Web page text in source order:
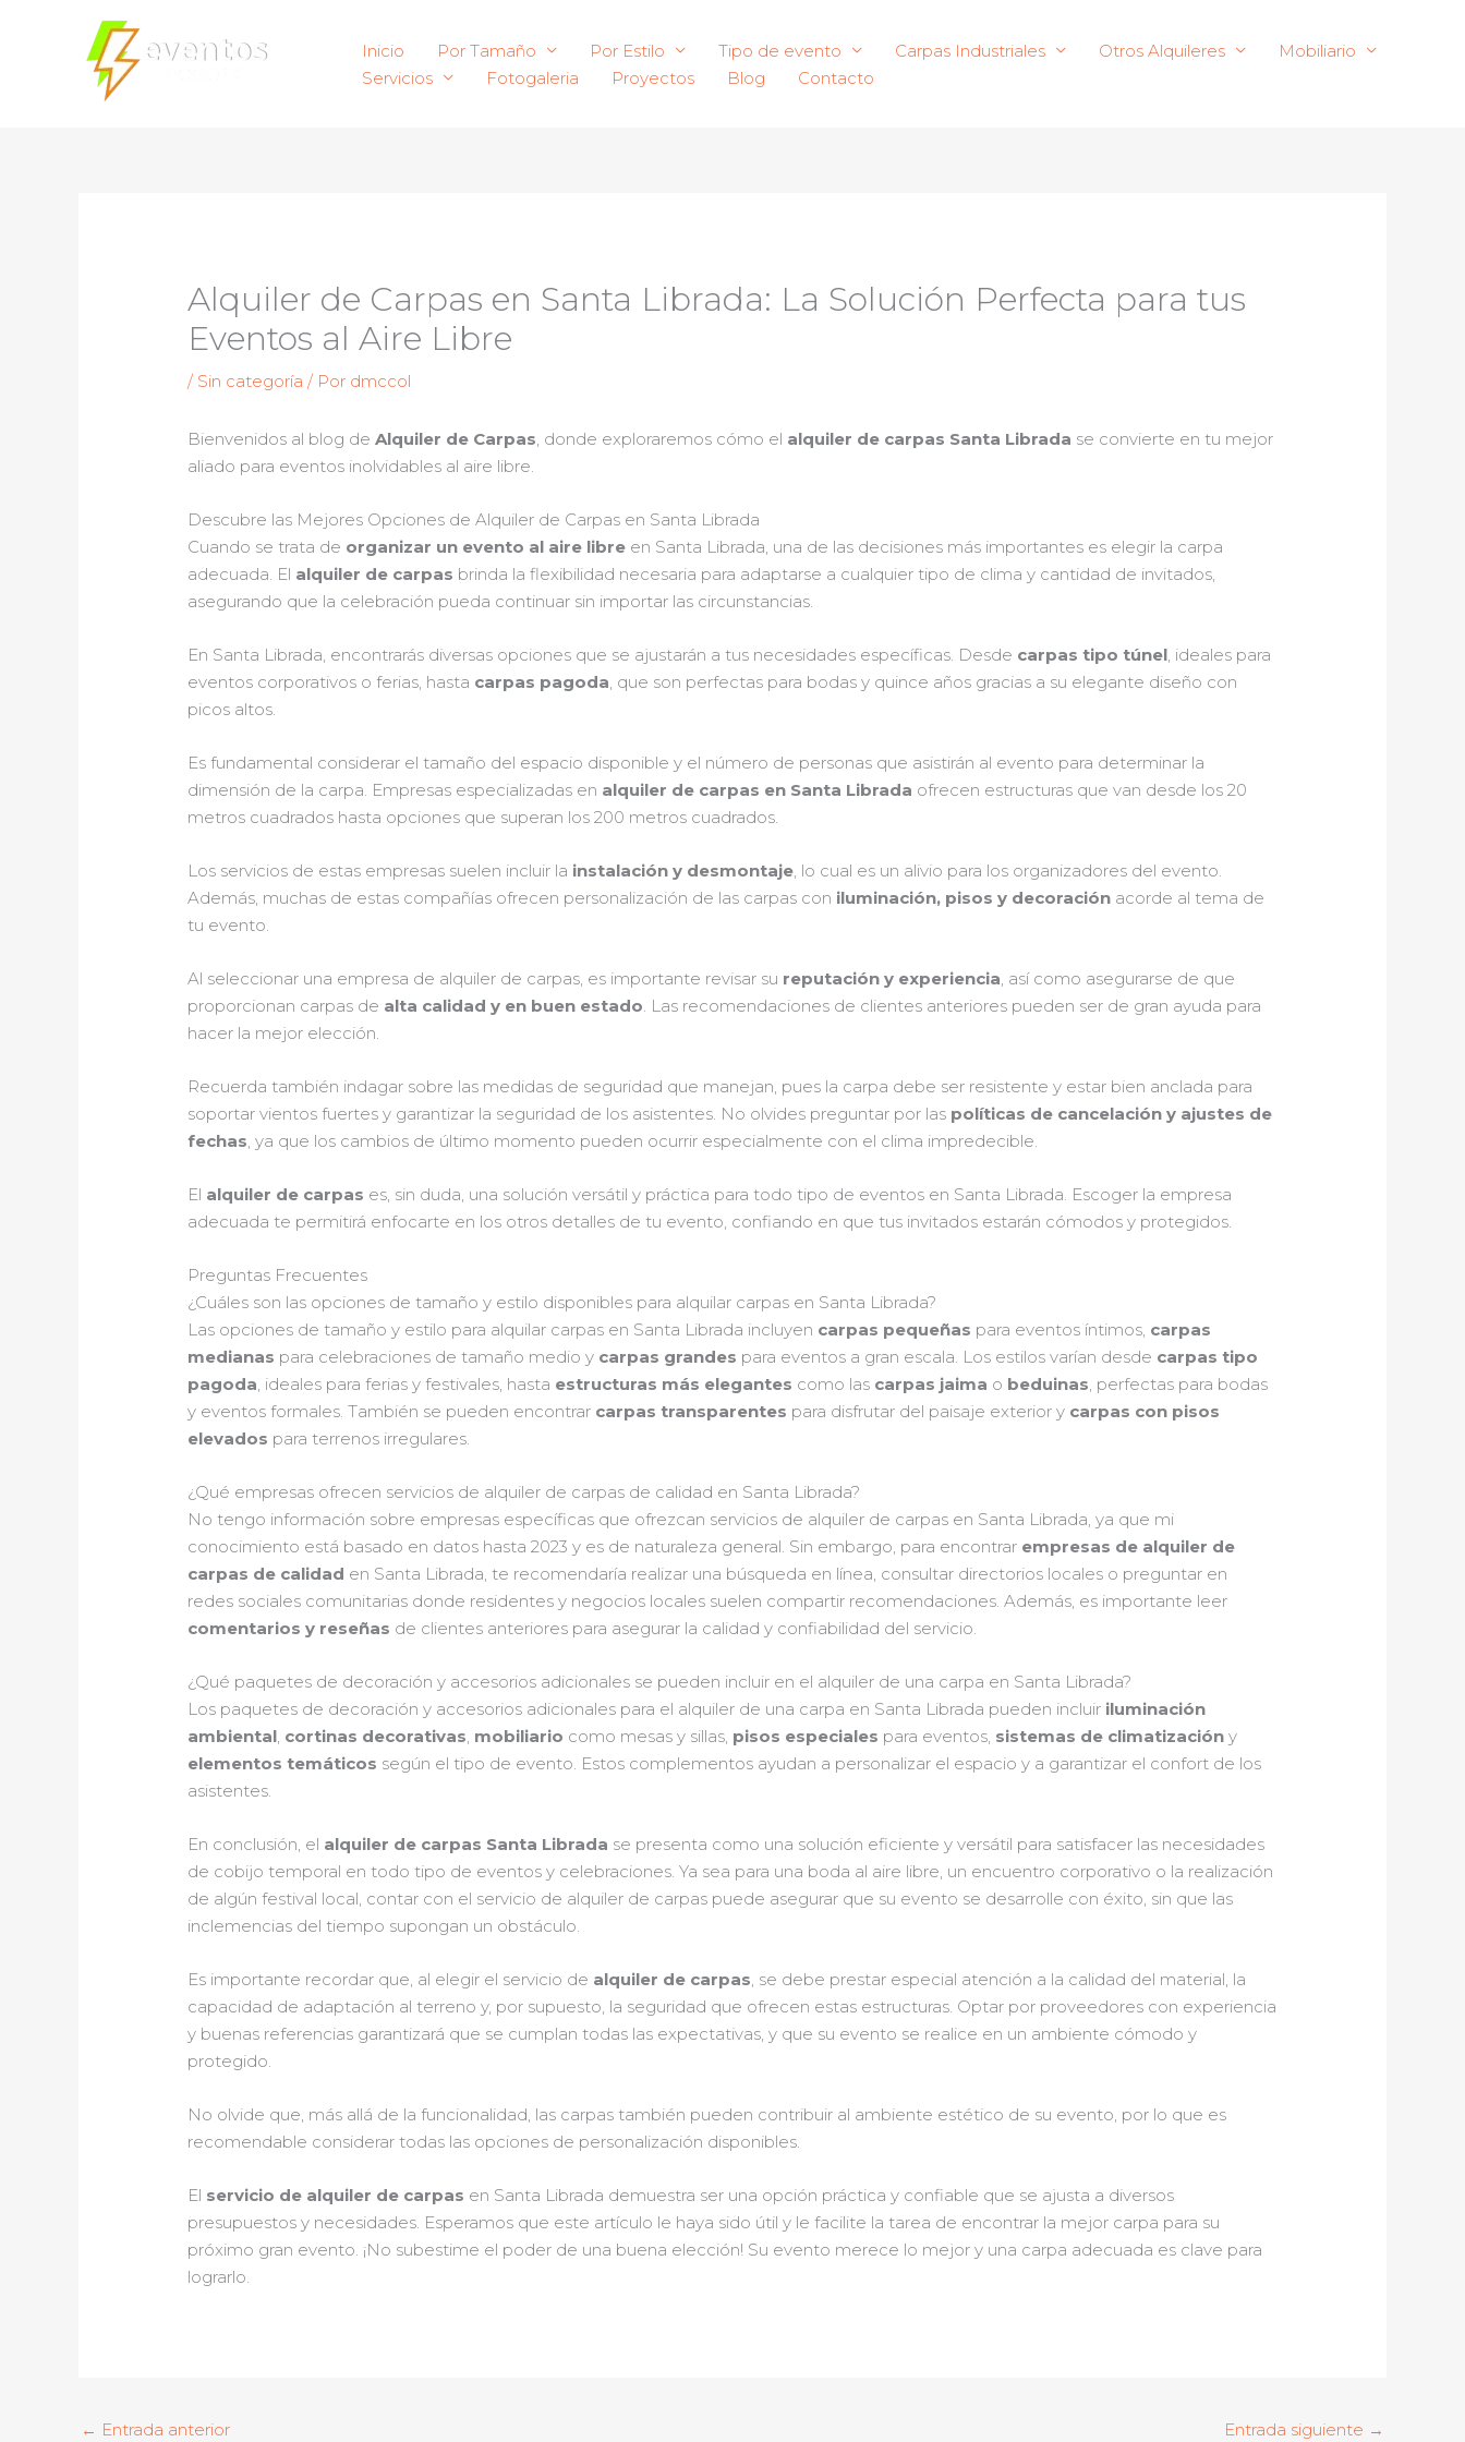
Inicio Por Tamaño Por Estilo Tipo de evento Carpas Industriales Otros Alquileres
Mobiliario
Servicios
Fotogaleria Proyectos Blog Contacto
Alquiler de Carpas en Santa Librada: La Solución Perfecta para tus
Eventos al Aire Libre
/ Sin categoría / Por dmccol
Bienvenidos al blog deAlquiler de Carpas, donde exploraremos cómo el alquiler de carpas Santa Librada se convierte en tu mejor
aliado para eventos inolvidables al aire libre.
Descubre las Mejores Opciones de Alquiler de Carpas en Santa Librada
Cuando se trata de organizar un evento al aire libre en Santa Librada, una de las decisiones más importantes es elegir la carpa
adecuada. El alquiler de carpas brinda la flexibilidad necesaria para adaptarse a cualquier tipo de clima y cantidad de invitados,
asegurando que la celebración pueda continuar sin importar las circunstancias.
En Santa Librada, encontrarás diversas opciones que se ajustarán a tus necesidades específicas. Desde carpas tipo túnel, ideales para
eventos corporativos o ferias, hasta carpas pagoda, que son perfectas para bodas y quince años gracias a su elegante diseño con
picos altos.
Es fundamental considerar el tamaño del espacio disponible y el número de personas que asistirán al evento para determinar la
dimensión de la carpa. Empresas especializadas en alquiler de carpas en Santa Librada ofrecen estructuras que van desde los 20
metros cuadrados hasta opciones que superan los 200 metros cuadrados.
Los servicios de estas empresas suelen incluir la instalación y desmontaje, lo cual es un alivio para los organizadores del evento.
Además, muchas de estas compañías ofrecen personalización de las carpas con iluminación, pisos y decoración acorde al tema de
tu evento.
Al seleccionar una empresa de alquiler de carpas, es importante revisar su reputación y experiencia, así como asegurarse de que
proporcionan carpas de alta calidad y en buen estado. Las recomendaciones de clientes anteriores pueden ser de gran ayuda para
hacer la mejor elección.
Recuerda también indagar sobre las medidas de seguridad que manejan, pues la carpa debe ser resistente y estar bien anclada para
soportar vientos fuertes y garantizar la seguridad de los asistentes. No olvides preguntar por las políticas de cancelación y ajustes de
fechas, ya que los cambios de último momento pueden ocurrir especialmente con el clima impredecible.
El alquiler de carpas es, sin duda, una solución versátil y práctica para todo tipo de eventos en Santa Librada. Escoger la empresa
adecuada te permitirá enfocarte en los otros detalles de tu evento, confiando en que tus invitados estarán cómodos y protegidos.
Preguntas Frecuentes
¿Cuáles son las opciones de tamaño y estilo disponibles para alquilar carpas en Santa Librada?
Las opciones de tamaño y estilo para alquilar carpas en Santa Librada incluyen carpas pequeñas para eventos íntimos, carpas
medianas para celebraciones de tamaño medio y carpas grandes para eventos a gran escala. Los estilos varían desde carpas tipo
pagoda, ideales para ferias y festivales, hasta estructuras más elegantes como las carpas jaima o beduinas, perfectas para bodas
y eventos formales. También se pueden encontrar carpas transparentes para disfrutar del paisaje exterior y carpas con pisos
elevados para terrenos irregulares.
¿Qué empresas ofrecen servicios de alquiler de carpas de calidad en Santa Librada?
No tengo información sobre empresas específicas que ofrezcan servicios de alquiler de carpas en Santa Librada, ya que mi
conocimiento está basado en datos hasta 2023 y es de naturaleza general. Sin embargo, para encontrar empresas de alquiler de
carpas de calidad en Santa Librada, te recomendaría realizar una búsqueda en línea, consultar directorios locales o preguntar en
redes sociales comunitarias donde residentes y negocios locales suelen compartir recomendaciones. Además, es importante leer
comentarios y reseñas de clientes anteriores para asegurar la calidad y confiabilidad del servicio.
¿Qué paquetes de decoración y accesorios adicionales se pueden incluir en el alquiler de una carpa en Santa Librada?
Los paquetes de decoración y accesorios adicionales para el alquiler de una carpa en Santa Librada pueden incluir iluminación
ambiental, cortinas decorativas, mobiliario como mesas y sillas, pisos especiales para eventos, sistemas de climatización y
elementos temáticos según el tipo de evento. Estos complementos ayudan a personalizar el espacio y a garantizar el confort de los
asistentes.
En conclusión, el alquiler de carpas Santa Librada se presenta como una solución eficiente y versátil para satisfacer las necesidades
de cobijo temporal en todo tipo de eventos y celebraciones. Ya sea para una boda al aire libre, un encuentro corporativo o la realización
de algún festival local, contar con el servicio de alquiler de carpas puede asegurar que su evento se desarrolle con éxito, sin que las
inclemencias del tiempo supongan un obstáculo.
Es importante recordar que, al elegir el servicio de alquiler de carpas, se debe prestar especial atención a la calidad del material, la
capacidad de adaptación al terreno y, por supuesto, la seguridad que ofrecen estas estructuras. Optar por proveedores con experiencia
y buenas referencias garantizará que se cumplan todas las expectativas, y que su evento se realice en un ambiente cómodo y
protegido.
No olvide que, más allá de la funcionalidad, las carpas también pueden contribuir al ambiente estético de su evento, por lo que es
recomendable considerar todas las opciones de personalización disponibles.
El servicio de alquiler de carpas en Santa Librada demuestra ser una opción práctica y confiable que se ajusta a diversos
presupuestos y necesidades. Esperamos que este artículo le haya sido útil y le facilite la tarea de encontrar la mejor carpa para su
próximo gran evento. ¡No subestime el poder de una buena elección! Su evento merece lo mejor y una carpa adecuada es clave para
lograrlo.
← Entrada anterior Entrada siguiente →